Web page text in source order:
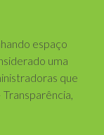
espaço
uma
que